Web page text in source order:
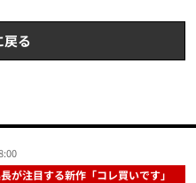
戻る
が注目する新作「コレ買いです」